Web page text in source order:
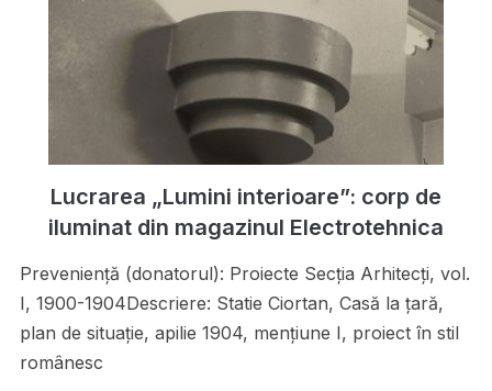
Lucrarea „Lumini interioare”: corp de
iluminat din magazinul Electrotehnica
Preveniență (donatorul): Proiecte Secţia Arhitecţi, vol.
I, 1900-1904Descriere: Statie Ciortan, Casă la ţară,
plan de situaţie, apilie 1904, menţiune I, proiect în stil
românesc